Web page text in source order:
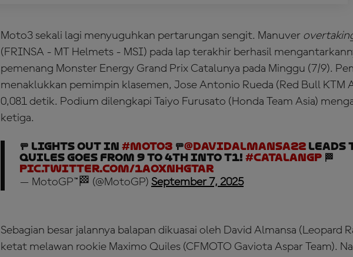
Moto3 sekali lagi menyuguhkan pertarungan sengit. Manuver
(FRINSA - MT Helmets - MSI) pada lap terakhir berhasil
pemenang Monster Energy Grand Prix Catalunya pada Minggu (7/9).
menaklukkan pemimpin klasemen, Jose Antonio Rueda (Red Bull KTM
0,081 detik. Podium dilengkapi Taiyo Furusato (Honda Team Asia)
ketiga.
🚥 LIGHTS OUT in #Moto3 🚥@DavidAlmansa22 leads
Quiles goes from 9 to 4th into T1! #CatalanGP 🏁
pic.twitter.com/1AOxNHgTar
— MotoGP™🏁 (@MotoGP) September 7, 2025
Sebagian besar jalannya balapan dikuasai oleh David Almansa (Leopard
ketat melawan rookie Maximo Quiles (CFMOTO Gaviota Aspar Team).